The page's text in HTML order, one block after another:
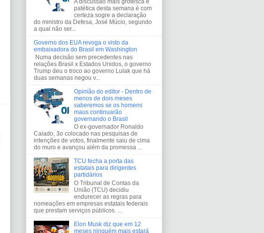
patética desta semana é com
certeza sogre a declaração
do ministro da Defesa, José Múcio, segundo
a qual não ser...
Governo dos EUA revoga o visto da
embaixadora do Brasil em Washington
Numa decisão sem precedentes nas
relações Brasil x Estados Unidos, o governo
Trump deu o troco ao governo Lulak que há
duas semanas negou v...
Opinião do editor - Dentro de
menos de dois meses
saberemos se os homens
maus continuarão
governando o Brasil
O ex-governador Ronaldo
Caiado, 3o colocado nas pesquisas de
intenções de votos, finalmente saiu de cima
do muro e avançou além da promessa ...
TCU fecha a porta das
estatais para dirigentes
partidários
O Tribunal de Contas da
União (TCU) decidiu
endurecer as regras para
nomeações em empresas estatais federais
que prestam serviços públicos. ...
Elon Musk diz que em 12
meses ninguém mais estará